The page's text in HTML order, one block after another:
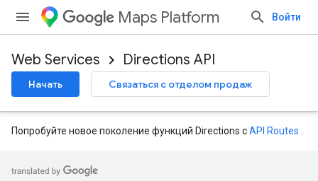
Maps Platform Войти
Web Services Directions API
Начать Связаться с отделом продаж
Попробуйте новое поколение функций Directions сAPI Routes